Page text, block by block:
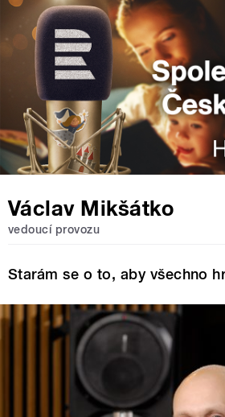
Václav Mikšátko
vedoucí provozu
Starám se o to, aby všechno